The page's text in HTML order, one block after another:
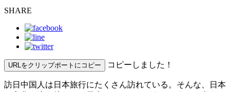
SHARE
URLをクリップポートにコピー コピーしました！
訪日中国人は日本旅行にたくさん訪れている。そんな、日本